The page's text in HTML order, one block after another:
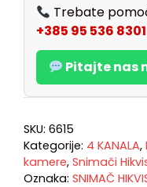
Trebate
+385 95 536 8301
Pitajte nas
SKU: 6615
Kategorije: 4 KANALA,
kamere, Snimači
Oznaka: SNIMAČ